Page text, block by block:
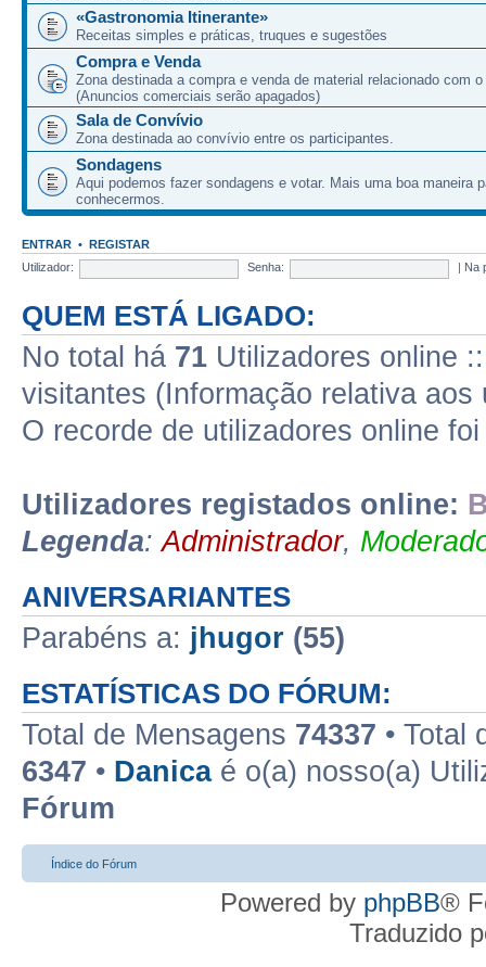
«Gastronomia Itinerante»
Receitas simples e práticas, truques e sugestões
Compra e Venda
Zona destinada a compra e venda de material relacionado com
(Anuncios comerciais serão apagados)
Sala de Convívio
Zona destinada ao convívio entre os participantes.
Sondagens
Aqui podemos fazer sondagens e votar. Mais uma boa maneira
conhecermos.
ENTRAR • REGISTAR
Utilizador:
Senha: Na
QUEM ESTÁ LIGADO:
No total há 71 Utilizadores online
visitantes (Informação relativa
O recorde de utilizadores online
Utilizadores registados online:
Legenda:Administrador,
ANIVERSARIANTES
Parabéns a: jhugor (55)
ESTATÍSTICAS DO FÓRUM:
Total de Mensagens 74337 • Total
6347 • Danicaé o(a) nosso(a)
Fórum
Índice do Fórum
Powered by phpBB®
Traduzido